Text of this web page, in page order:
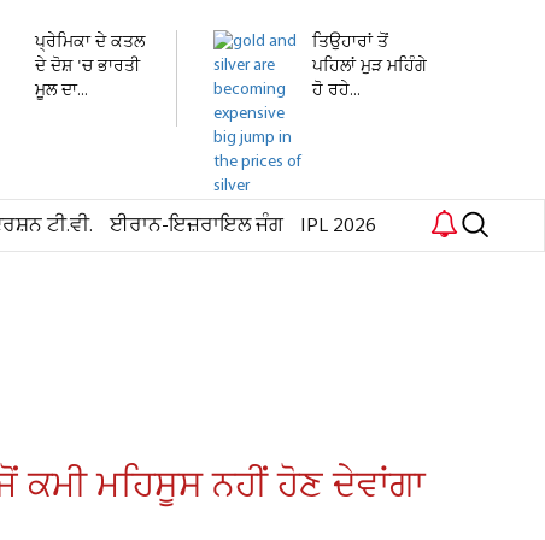
ਪ੍ਰੇਮਿਕਾ ਦੇ ਕਤਲ
ਦੇ ਦੋਸ਼ 'ਚ ਭਾਰਤੀ
ਮੂਲ ਦਾ...
ਤਿਉਹਾਰਾਂ ਤੋਂ
ਪਹਿਲਾਂ ਮੁੜ ਮਹਿੰਗੇ
ਹੋ ਰਹੇ...
ਟੀ.ਵੀ. ਈਰਾਨ-ਇਜ਼ਰਾਇਲ ਜੰਗ IPL 2026
ਕਮੀ ਮਹਿਸੂਸ ਨਹੀਂ ਹੋਣ ਦੇਵਾਂਗਾ